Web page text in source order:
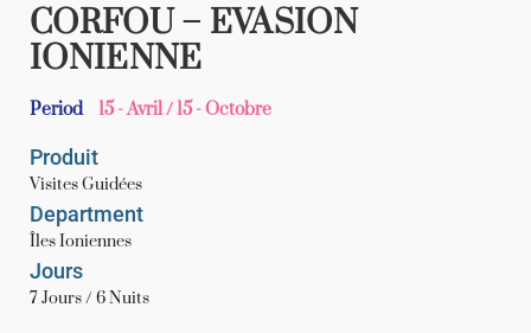
CORFOU – EVASION
IONIENNE
Period 15 - Avril / 15 - Octobre
Produit
Visites Guidées
Department
Îles Ioniennes
Jours
7 Jours / 6 Nuits